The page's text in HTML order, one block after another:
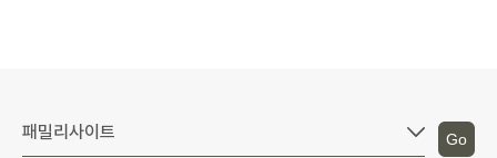
Go